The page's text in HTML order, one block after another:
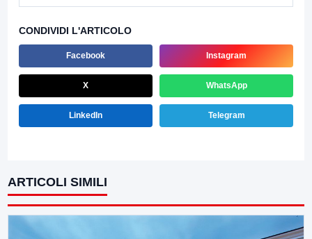
CONDIVIDI L'ARTICOLO
Facebook Instagram
X WhatsApp
LinkedIn Telegram
ARTICOLI SIMILI